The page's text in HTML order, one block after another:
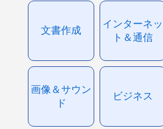
文書作成
インターネッ
ト＆通信
画像＆サウン
ド
ビジネス